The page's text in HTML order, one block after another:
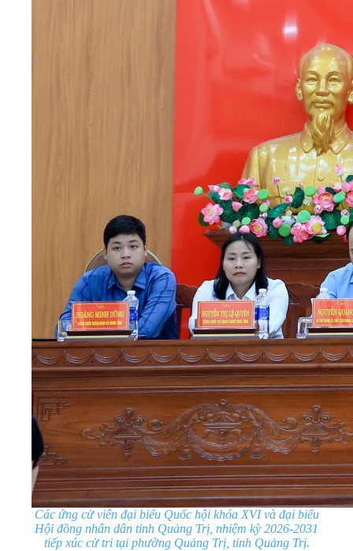
Các ứng cử viên đại biểu Quốc hội khóa XVI và đại biểu
Hội đồng nhân dân tỉnh Quảng Trị, nhiệm kỳ 2026-2031
tiếp xúc cử tri tại phường Quảng Trị, tỉnh Quảng Trị.